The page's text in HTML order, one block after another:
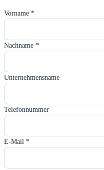
Vorname *
Nachname *
Unternehmensname
Telefonnummer
E-Mail *